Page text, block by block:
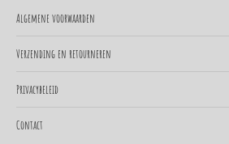
in
window
in
window
Algemene voorwaarden
Verzending en retourneren
Privacybeleid
Contact